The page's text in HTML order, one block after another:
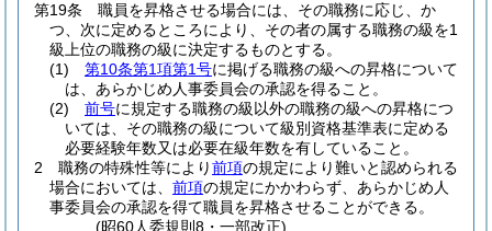
第19条
職員を昇格させる場合には、その職務に応じ、か
つ、次に定めるところにより、その者の属する職務の級を1
級上位の職務の級に決定するものとする。
(1)
第10条第1項第1号に掲げる職務の級への昇格について
は、あらかじめ人事委員会の承認を得ること。
(2)
前号に規定する職務の級以外の職務の級への昇格につ
いては、その職務の級について級別資格基準表に定める
必要経験年数又は必要在級年数を有していること。
2
職務の特殊性等により前項の規定により難いと認められる
場合においては、 前項の規定にかかわらず、あらかじめ人
事委員会の承認を得て職員を昇格させることができる。
(昭60人委規則8・一部改正)